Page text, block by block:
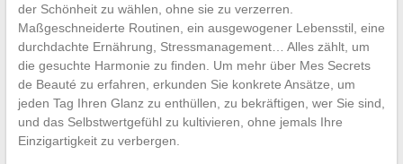
der Schönheit zu wählen, ohne sie zu verzerren.
Maßgeschneiderte Routinen, ein ausgewogener Lebensstil, eine
durchdachte Ernährung, Stressmanagement… Alles zählt, um
die gesuchte Harmonie zu finden. Um mehr über Mes Secrets
de Beauté zu erfahren, erkunden Sie konkrete Ansätze, um
jeden Tag Ihren Glanz zu enthüllen, zu bekräftigen, wer Sie sind,
und das Selbstwertgefühl zu kultivieren, ohne jemals Ihre
Einzigartigkeit zu verbergen.